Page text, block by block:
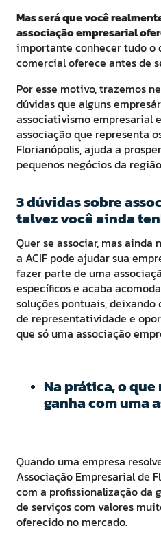
Mas será que você
associação empresarial
importante conhecer tudo o
comercial oferece antes de
Por esse motivo, trazemos
dúvidas que alguns
associativismo empresarial
associação que representa
Florianópolis, ajuda a
pequenos negócios da
3 dúvidas sobre
talvez você ainda
Quer se associar, mas
a ACIF pode ajudar sua
fazer parte de uma
específicos e acaba
soluções pontuais,
de representatividade e
que só uma associação
Na prática, o
ganha com uma
Quando uma empresa
Associação Empresarial de
com a profissionalização da
de serviços com valores
oferecido no mercado.